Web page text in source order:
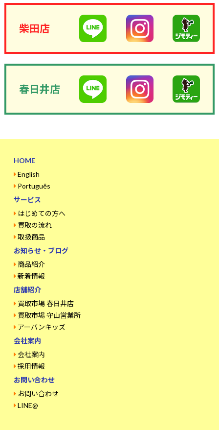
柴田店
春日井店
HOME
English
Português
サービス
はじめての方へ
買取の流れ
取扱商品
お知らせ・ブログ
商品紹介
新着情報
店舗紹介
買取市場 春日井店
買取市場 守山営業所
アーバンキッズ
会社案内
会社案内
採用情報
お問い合わせ
お問い合わせ
LINE@